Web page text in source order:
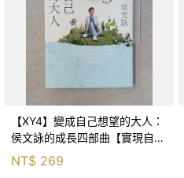
【XY4】變成自己想望的大人：
侯文詠的成長四部曲【實現自
己】_侯文詠
NT$ 269